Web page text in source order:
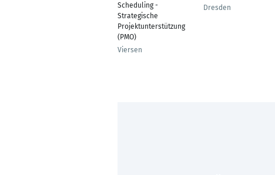
Scheduling -
Strategische
Projektunterstützung
(PMO)
Viersen
Dresden